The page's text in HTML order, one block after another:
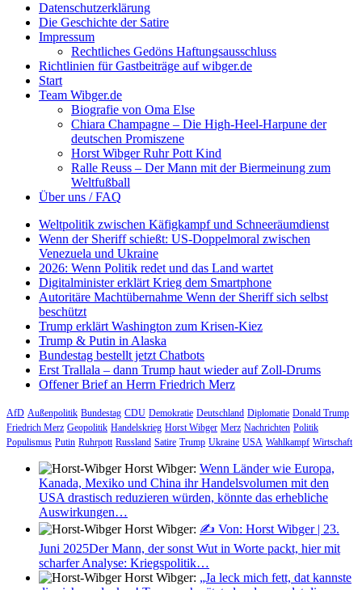
Datenschutzerklärung
Die Geschichte der Satire
Impressum
Rechtliches Gedöns Haftungsausschluss
Richtlinien für Gastbeiträge auf wibger.de
Start
Team Wibger.de
Biografie von Oma Else
Chiara Champagne – Die High-Heel-Harpune der
deutschen Promiszene
Horst Wibger Ruhr Pott Kind
Ralle Reuss – Der Mann mit der Biermeinung zum
Weltfußball
Über uns / FAQ
Weltpolitik zwischen Käfigkampf und Schneeräumdienst
Wenn der Sheriff schießt: US-Doppelmoral zwischen
Venezuela und Ukraine
2026: Wenn Politik redet und das Land wartet
Digitalminister erklärt Krieg dem Smartphone
Autoritäre Machtübernahme Wenn der Sheriff sich selbst
beschützt
Trump erklärt Washington zum Krisen-Kiez
Trump & Putin in Alaska
Bundestag bestellt jetzt Chatbots
Erst Trallala – dann Trump haut wieder auf Zoll-Drums
Offener Brief an Herrn Friedrich Merz
AfD Außenpolitik Bundestag CDU Demokratie Deutschland Diplomatie Donald Trump
Friedrich Merz Geopolitik Handelskrieg Horst Wibger Merz Nachrichten Politik
Populismus Putin Ruhrpott Russland Satire Trump Ukraine USA Wahlkampf Wirtschaft
Horst Wibger: Wenn Länder wie Europa,
Kanada, Mexiko und China ihr Handelsvolumen mit den
USA drastisch reduzieren würden, könnte das erhebliche
Auswirkungen…
Horst Wibger: ✍️ Von: Horst Wibger | 23.
Juni 2025Der Mann, der sonst Wut in Worte packt, hier mit
scharfer Analyse: Kriegspolitik…
Horst Wibger: „Ja leck mich fett, dat kannste